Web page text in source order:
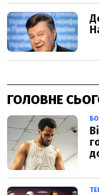
ГОЛОВНЕ